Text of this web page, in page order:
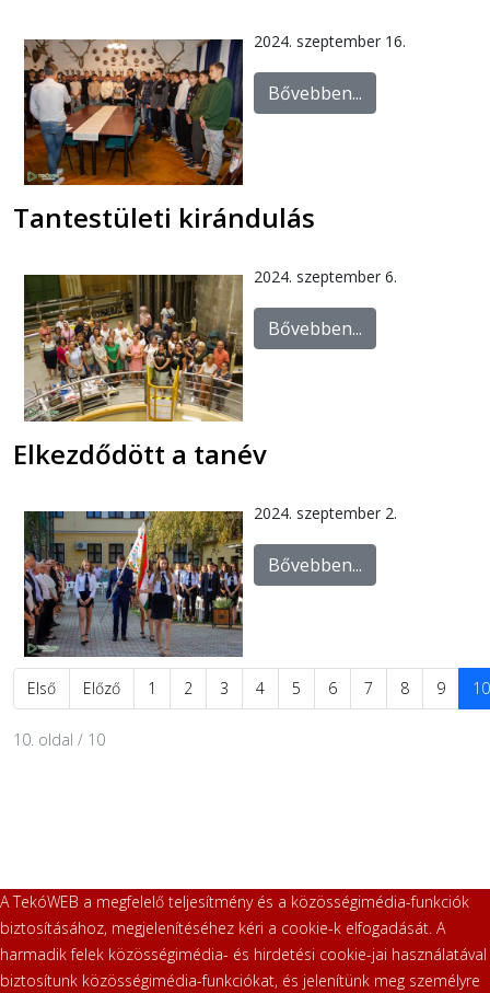
2024. szeptember 16.
Bővebben...
Tantestületi kirándulás
2024. szeptember 6.
Bővebben...
Elkezdődött a tanév
2024. szeptember 2.
Bővebben...
Első Előző 1 2 3 4 5 6 7 8 9 10
10. oldal / 10
A TekóWEB a megfelelő teljesítmény és a közösségimédia-funkciók
biztosításához, megjelenítéséhez kéri a cookie-k elfogadását. A
harmadik felek közösségimédia- és hirdetési cookie-jai használatával
biztosítunk közösségimédia-funkciókat, és jelenítünk meg személyre